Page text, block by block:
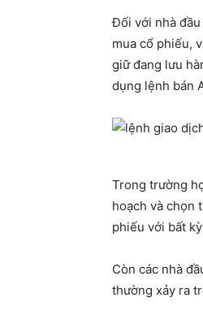
Đối với nhà
mua cổ phiếu,
giữ đang lưu
dụng lệnh bán
Trong trường
hoạch và chọn
phiếu với bất
Còn các nhà
thường xảy ra